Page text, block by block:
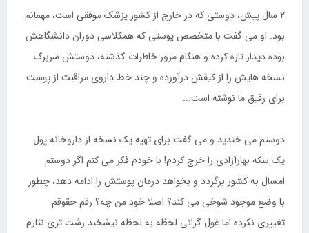
۲ سال پیش، دوستی که در خارج از کشور پزشک موفقی است، مهمانم
بود. او می گفت با متخصص پوستی که همکلاسی دوران دانشگاهش
بوده دیدار تازه کرده و هنگام مرور خاطرات گذشته، دوستش سربرگ
نسخه هایش را از کیفش درآورده و چند خط داروی مراقبت از پوست
برای رفیق ما نوشته است...
دوستم می خندید و می گفت برای تهیه یک نسخه از داروخانه پول
یک سکه بهارآزادی را خرج کردم! با خودم فکر می کنم اگر دوستم
امسال به کشور برگردد و بخواهد درمان پوستش را ادامه دهد، چطور
با وضع موجود شوخی می کند؟ اصلا خود من چه؟ رقم حقوقم
تغییری نکرده اما غول گرانی لحظه به لحظه نیشخند زشت تری نثارم